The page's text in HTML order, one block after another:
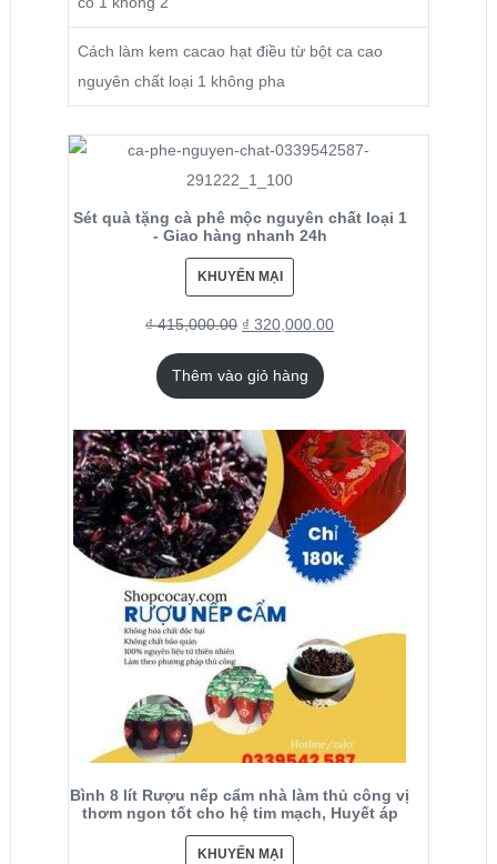
Cách làm kem cacao hạt điều từ bột ca cao
nguyên chất loại 1 không pha
Sét quà tặng cà phê mộc nguyên chất loại 1
- Giao hàng nhanh 24h
KHUYẾN MẠI
₫415,000.00 ₫ 320,000.00
Thêm vào giỏ hàng
Bình 8 lít Rượu nếp cẩm nhà làm thủ công vị
thơm ngon tốt cho hệ tim mạch, Huyết áp
KHUYẾN MẠI